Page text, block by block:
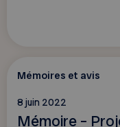
Mémoires et avis
8 juin 2022
Mémoire –